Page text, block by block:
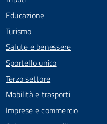
Educazione
Turismo
Salute e benessere
Sportello unico
Terzo settore
Mobilità e trasporti
Imprese e commercio